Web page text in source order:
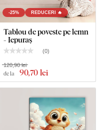
-25% REDUCERI 🔥
Tablou de poveste pe lemn
- Iepuraș
(0)
de la 90,70 lei
120,90 lei